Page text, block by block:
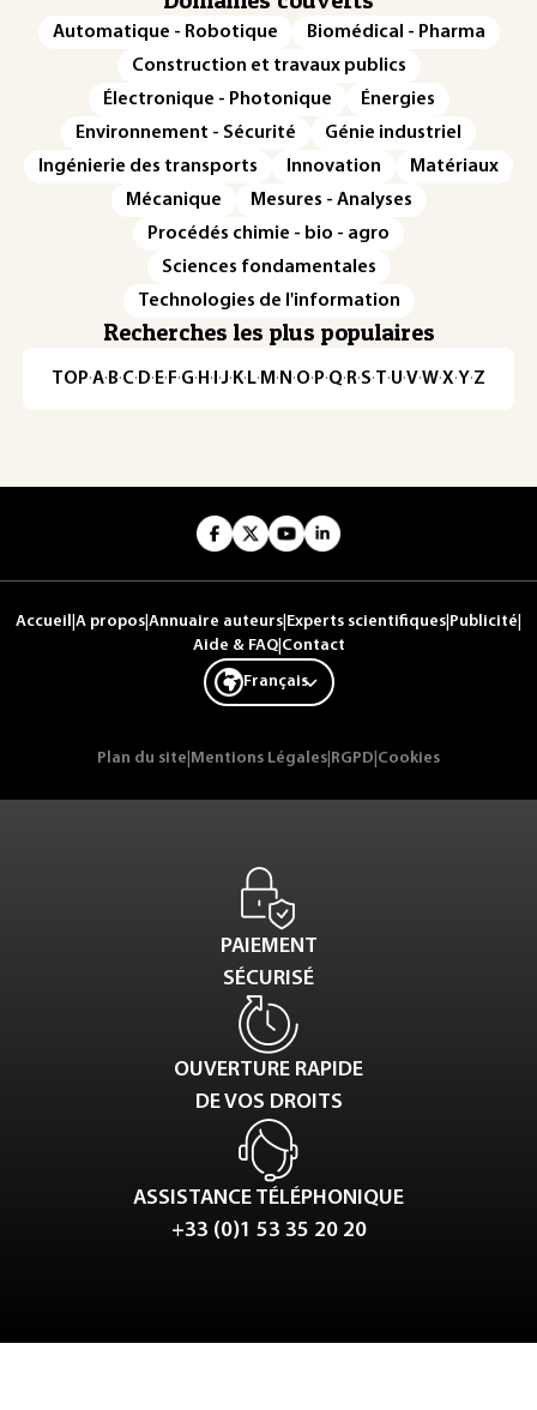
Automatique - Robotique
Biomédical - Pharma
Construction et travaux publics
Électronique - Photonique
Énergies
Environnement - Sécurité
Génie industriel
Ingénierie des transports
Innovation
Matériaux
Mécanique
Mesures - Analyses
Procédés chimie - bio - agro
Sciences fondamentales
Technologies de l'information
Recherches les plus populaires
TOP·A·B·C· D· E· F·G· H · ·J· K· L· M · N ·O· P·Q· R·S·T·U·V·W·X·Y·Z
Accueil A propos Annuaire auteurs Experts scientifiques Publicité
Aide & FAQ| Contact
Français
Plan du site Mentions Légales RGPD Cookies
PAIEMENT
SÉCURISÉ
OUVERTURE RAPIDE
DE VOS DROITS
ASSISTANCE TÉLÉPHONIQUE
+33 (0)1 53 35 20 20